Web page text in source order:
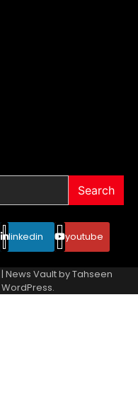
Search
linkedin youtube
| News Vault byTahseen
WordPress.